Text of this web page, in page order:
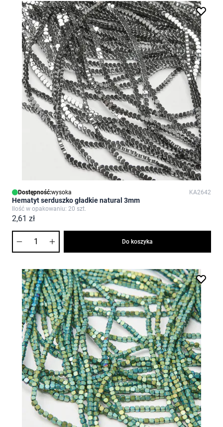
Dostępność:wysoka KA2642
Hematyt serduszko gładkie natural 3mm
Ilość w opakowaniu: 20 szt.
2,61 zł
Do koszyka